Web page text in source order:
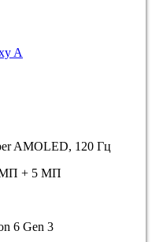
A
AMOLED, 120 Гц
+ 5 МП
6 Gen 3